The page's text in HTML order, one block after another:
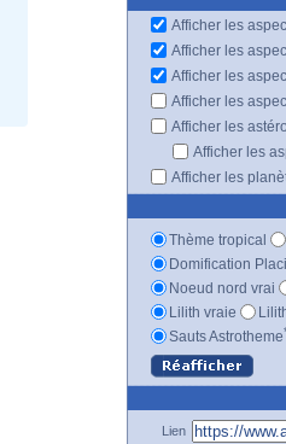
Afficher les
Afficher les
Afficher les
Afficher les
Afficher les
Afficher les
Afficher les
Thème tropical
Domification
Noeud nord vrai
Lilith vraie
Sauts Astrotheme
Lien